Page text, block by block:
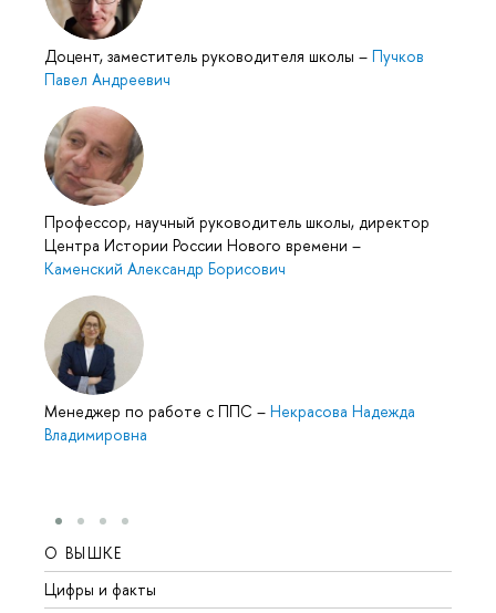
Доцент, заместитель руководителя школы – Пучков
Павел Андреевич
Профессор, научный руководитель школы, директор
Центра Истории России Нового времени –
Каменский Александр Борисович
Менеджер по работе с ППС – Некрасова Надежда
Владимировна
О ВЫШКЕ
Цифры и факты